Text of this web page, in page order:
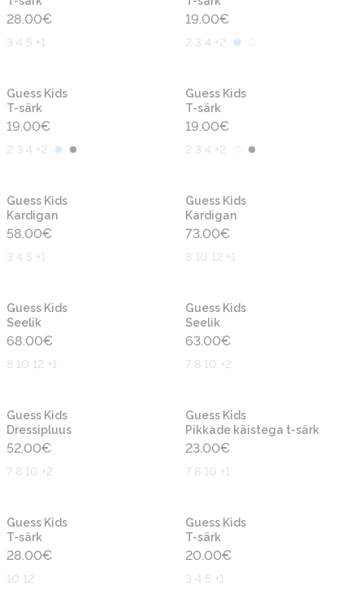
28.00€
3 4 5 +1
19.00€
2 3 4 +2
Guess Kids
T-särk
19.00€
2 3 4 +2
Guess Kids
T-särk
19.00€
2 3 4 +2
Guess Kids
Kardigan
58.00€
3 4 5 +1
Guess Kids
Kardigan
73.00€
8 10 12 +1
Guess Kids
Seelik
68.00€
8 10 12 +1
Guess Kids
Seelik
63.00€
7 8 10 +2
Guess Kids
Dressipluus
52.00€
7 8 10 +2
Guess Kids
Pikkade käistega t-särk
23.00€
7 8 10 +1
Guess Kids
T-särk
28.00€
10 12
Guess Kids
T-särk
20.00€
3 4 5 +1